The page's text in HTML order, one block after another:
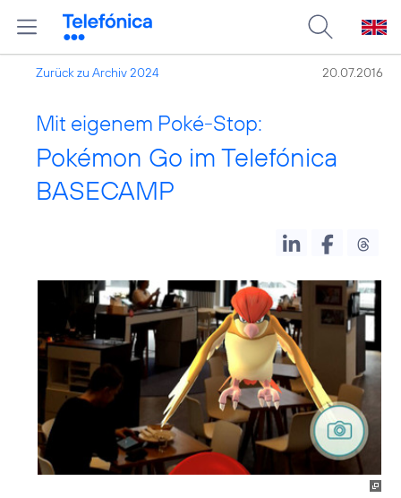
Zurück zu Archiv 2024 20.07.2016
Mit eigenem Poké-Stop:
Pokémon Go im Telefónica
BASECAMP